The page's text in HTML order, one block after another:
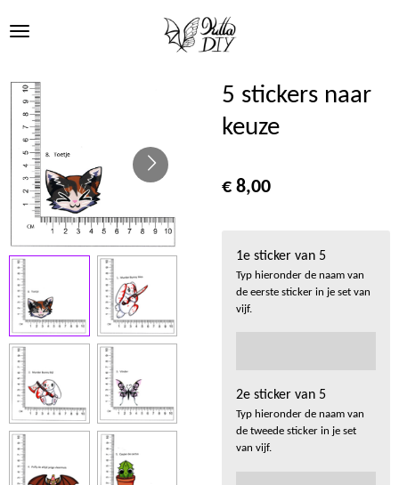
direct
de
hoofdinhoud
5 stickers naar
keuze
€ 8,00
1e sticker van 5
Typ hieronder de naam van
de eerste sticker in je set van
vijf.
2e sticker van 5
Typ hieronder de naam van
de tweede sticker in je set
van vijf.